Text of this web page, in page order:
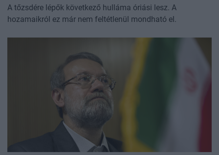
A tőzsdére lépők következő hulláma óriási lesz. A
hozamaikról ez már nem feltétlenül mondható el.